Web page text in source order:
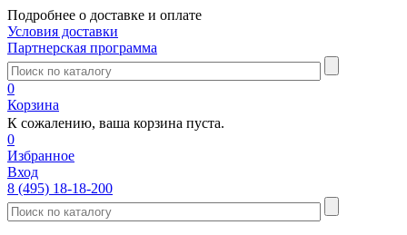
Подробнее о доставке и оплате
Условия доставки
Партнерская программа
0
Корзина
К сожалению, ваша корзина пуста.
0
Избранное
Вход
8 (495) 18-18-200